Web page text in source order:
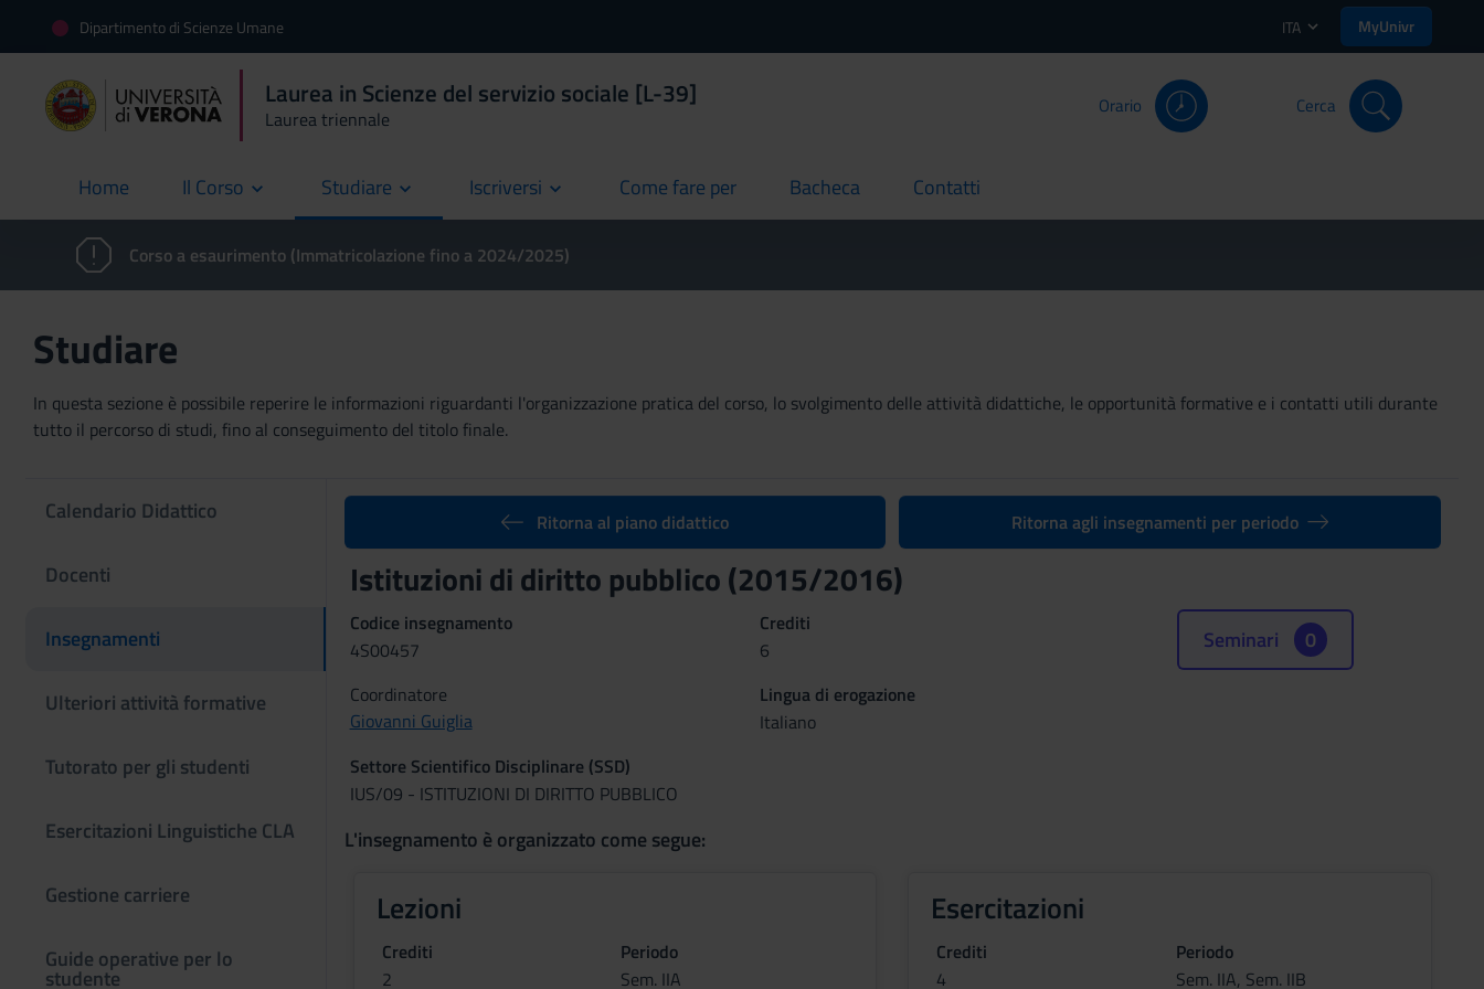
Dipartimento di Scienze Umane ITA MyUnivr
Laurea in Scienze del servizio sociale [L-39]
Laurea triennale
Orario Cerca
Home
current Il Corso Studiare Iscriversi Come fare per
current Bacheca
current Contatti
current
Corso a esaurimento (Immatricolazione fino a 2024/2025)
Studiare
In questa sezione è possibile reperire le informazioni riguardanti l'organizzazione pratica del corso, lo svolgimento delle attività didattiche, le opportunità formative e i contatti utili durante
tutto il percorso di studi, fino al conseguimento del titolo finale.
Calendario Didattico
Docenti
Insegnamenti
Ulteriori attività formative
Tutorato per gli studenti
Esercitazioni Linguistiche CLA
Gestione carriere
Guide operative per lo
studente
Ritorna al piano didattico Ritorna agli insegnamenti per periodo
Istituzioni di diritto pubblico (2015/2016)
Codice insegnamento
4S00457
Crediti
6
Coordinatore
Giovanni Guiglia
Lingua di erogazione
Italiano
Settore Scientifico Disciplinare (SSD)
IUS/09 - ISTITUZIONI DI DIRITTO PUBBLICO
Seminari 0
L'insegnamento è organizzato come segue:
Lezioni
Crediti
2
Periodo
Sem. IIA
Esercitazioni
Crediti
4
Periodo
Sem. IIA, Sem. IIB